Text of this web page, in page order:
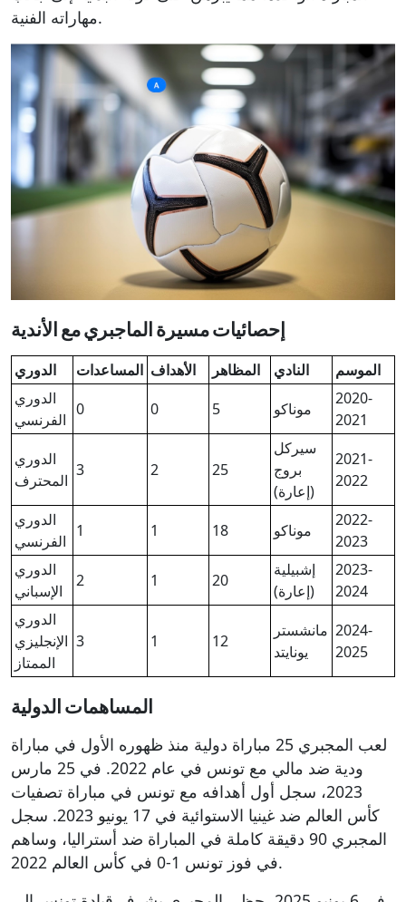
مهاراته الفنية.
إحصائيات مسيرة الماجبري مع الأندية
الدوري المساعدات الأهداف المظاهر النادي
الموسم
الدوري
الفرنسي
0 0 5 موناكو
2020-
2021
الدوري
المحترف
3 2 25
سيركل
بروج
(إعارة)
2021-
2022
الدوري
الفرنسي
1 1 18 موناكو
2022-
2023
الدوري
الإسباني
2 1 20
إشبيلية
(إعارة)
2023-
2024
الدوري
الإنجليزي
الممتاز
3 1 12
مانشستر
يونايتد
2024-
2025
المساهمات الدولية
لعب المجبري 25 مباراة دولية منذ ظهوره الأول في مباراة
ودية ضد مالي مع تونس في عام 2022. في 25 مارس
2023، سجل أول أهدافه مع تونس في مباراة تصفيات
كأس العالم ضد غينيا الاستوائية في 17 يونيو 2023. سجل
المجبري 90 دقيقة كاملة في المباراة ضد أستراليا، وساهم
في فوز تونس 1-0 في كأس العالم 2022.